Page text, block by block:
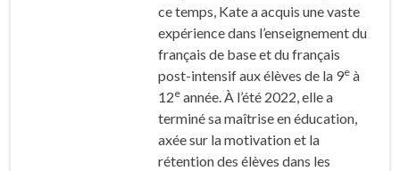
ce temps, Kate a acquis une vaste
expérience dans l’enseignement du
français de base et du français
post-intensif aux élèves de la 9e à
12e année. À l’été 2022, elle a
terminé sa maîtrise en éducation,
axée sur la motivation et la
rétention des élèves dans les